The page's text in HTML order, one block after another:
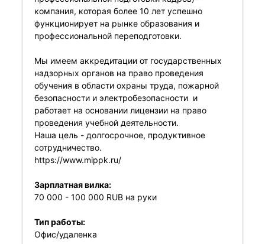
компания, которая более 10 лет успешно
функционирует на рынке образования и
профессиональной переподготовки.
Мы имеем аккредитации от государственных
надзорных органов на право проведения
обучения в области охраны труда, пожарной
безопасности и электробезопасности и
работает на основании лицензии на право
проведения учебной деятельности.
Наша цель - долгосрочное, продуктивное
сотрудничество.
https://www.mippk.ru/
Зарплатная вилка:
70 000 - 100 000 RUB на руки
Тип работы:
Офис/удаленка